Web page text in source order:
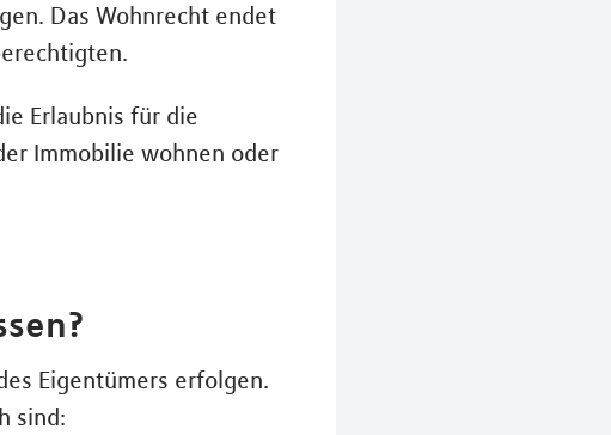
Das Wohnrecht endet
Erlaubnis für die
Immobilie wohnen oder
Eigentümers erfolgen.
sind: